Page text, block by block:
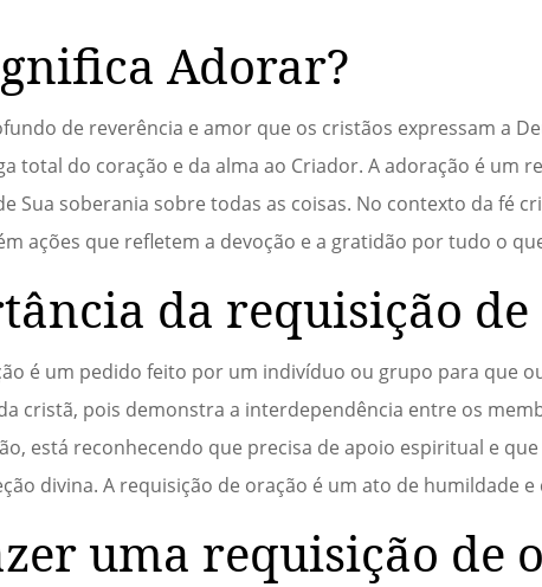
Adorar?
de reverência e amor que os cristãos expressam a
total do coração e da alma ao Criador. A adoração é um
Sua soberania sobre todas as coisas. No contexto da fé
ações que refletem a devoção e a gratidão por tudo o
da requisição de
é um pedido feito por um indivíduo ou grupo para que
cristã, pois demonstra a interdependência entre os
está reconhecendo que precisa de apoio espiritual e
divina. A requisição de oração é um ato de humildade
uma requisição de